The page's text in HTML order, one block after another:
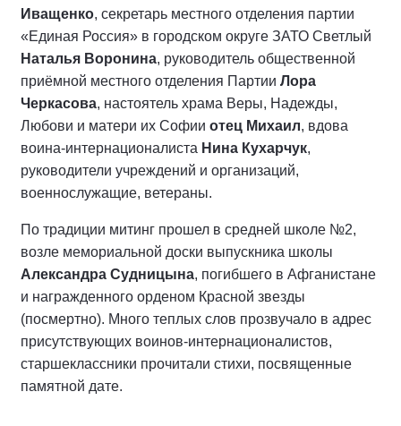
Иващенко, секретарь местного отделения партии
«Единая Россия» в городском округе ЗАТО Светлый
Наталья Воронина, руководитель общественной
приёмной местного отделения Партии Лора
Черкасова, настоятель храма Веры, Надежды,
Любови и матери их Софии отец Михаил, вдова
воина-интернационалиста Нина Кухарчук,
руководители учреждений и организаций,
военнослужащие, ветераны.
По традиции митинг прошел в средней школе №2,
возле мемориальной доски выпускника школы
Александра Судницына, погибшего в Афганистане
и награжденного орденом Красной звезды
(посмертно). Много теплых слов прозвучало в адрес
присутствующих воинов-интернационалистов,
старшеклассники прочитали стихи, посвященные
памятной дате.